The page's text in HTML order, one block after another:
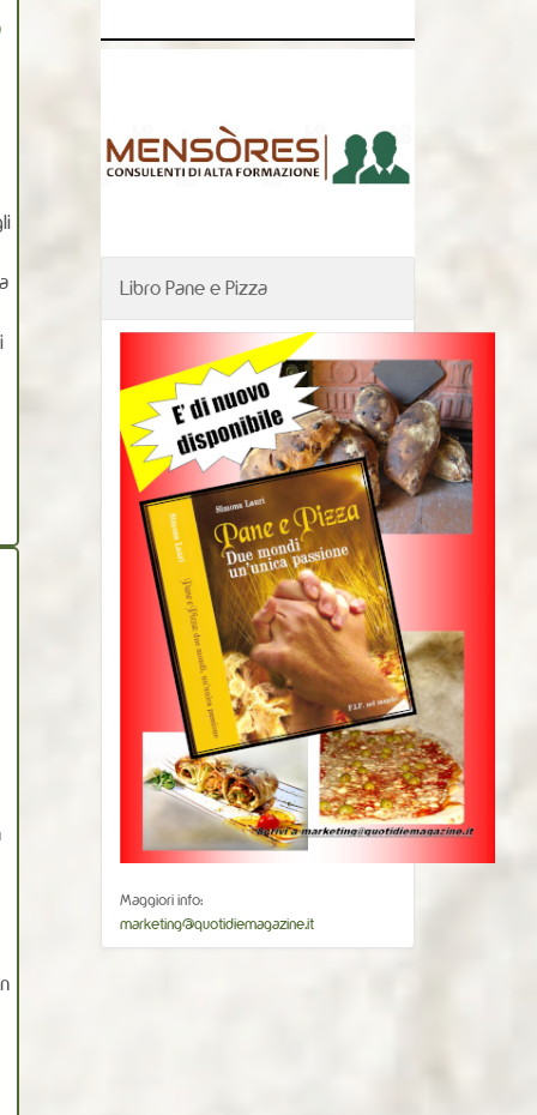
Libro Pane e Pizza
Maggiori info:
marketing@quotidiemagazine.it